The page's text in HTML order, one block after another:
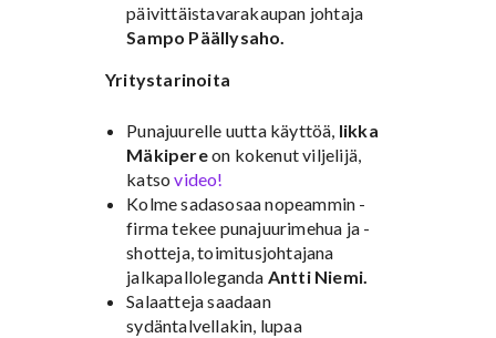
päivittäistavarakaupan johtaja
Sampo Päällysaho.
Yritystarinoita
Punajuurelle uutta käyttöä, Iikka
Mäkipereon kokenut viljelijä,
katsovideo!
Kolme sadasosaa nopeammin -
firma tekee punajuurimehua ja -
shotteja, toimitusjohtajana
jalkapalloleganda Antti Niemi.
Salaatteja saadaan
sydäntalvellakin, lupaa